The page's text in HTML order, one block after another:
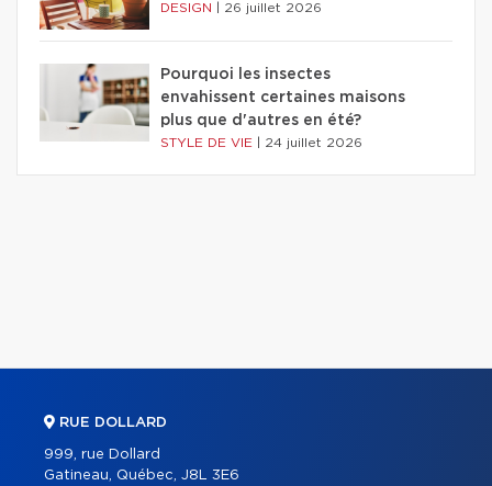
DESIGN 26 juillet 2026
Pourquoi les insectes
envahissent certaines maisons
plus que d'autres en été?
STYLE DE VIE 24 juillet 2026
RUE DOLLARD
999, rue Dollard
Gatineau, Québec, J8L 3E6